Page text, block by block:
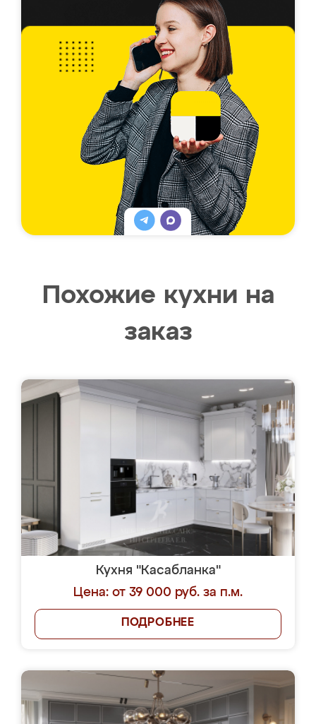
Похожие кухни на
заказ
Кухня "Касабланка"
Цена: от 39 000 руб. за п.м.
ПОДРОБНЕЕ